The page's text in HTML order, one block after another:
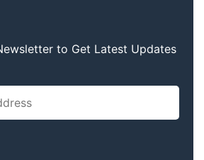
to Get Latest Updates